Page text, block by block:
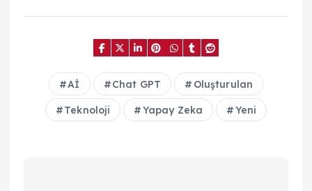
Aİ Chat GPT Oluşturulan
Teknoloji Yapay Zeka Yeni